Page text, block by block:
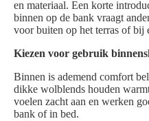
en materiaal. Een korte
binnen op de bank vraagt
voor buiten op het terras of bij
Kiezen voor gebruik
Binnen is ademend comfort
dikke wolblends houden
voelen zacht aan en werken
bank of in bed.